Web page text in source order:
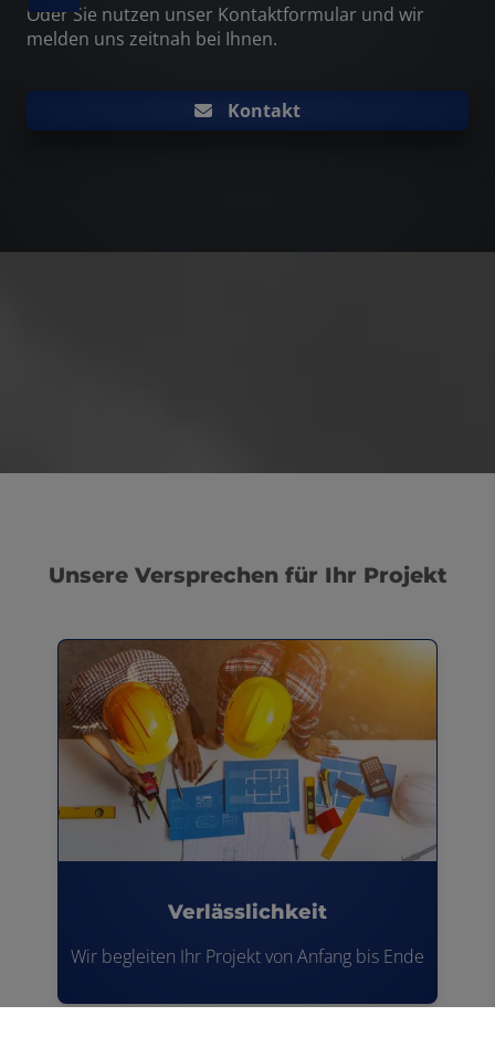
Oder Sie nutzen unser Kontaktformular und wir
melden uns zeitnah bei Ihnen.
Kontakt
Unsere Versprechen für Ihr Projekt
Verlässlichkeit
Wir begleiten Ihr Projekt von Anfang bis Ende